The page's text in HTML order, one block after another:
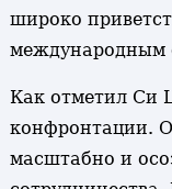
широко
международным
Как отметил Си
конфронтации.
масштабно и